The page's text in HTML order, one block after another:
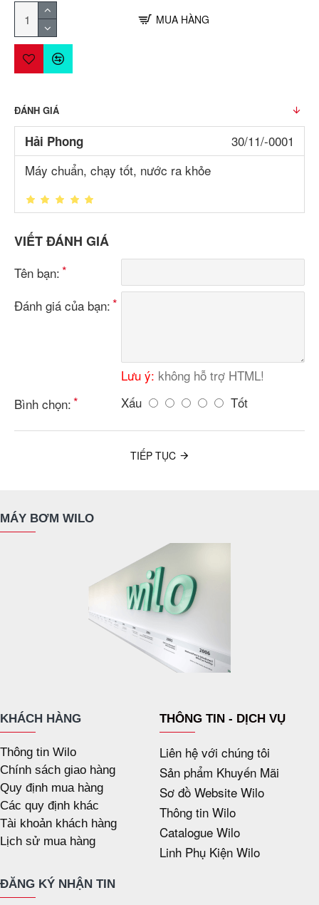
MUA HÀNG
ĐÁNH GIÁ
Hải Phong
30/11/-0001
Máy chuẩn, chạy tốt, nước ra khỏe
VIẾT ĐÁNH GIÁ
Tên bạn:
Đánh giá của bạn:
Lưu ý: không hỗ trợ HTML!
Bình chọn:
Xấu Tốt
TIẾP TỤC
MÁY BƠM WILO
KHÁCH HÀNG
Thông tin Wilo
Chính sách giao hàng
Quy định mua hàng
Các quy định khác
Tài khoản khách hàng
Lịch sử mua hàng
THÔNG TIN - DỊCH VỤ
Liên hệ với chúng tôi
Sản phẩm Khuyến Mãi
Sơ đồ Website Wilo
Thông tin Wilo
Catalogue Wilo
Linh Phụ Kiện Wilo
ĐĂNG KÝ NHẬN TIN